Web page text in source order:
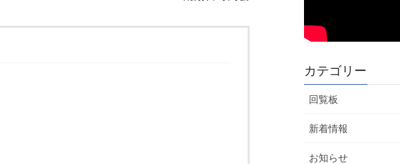
カテゴリー
回覧板
新着情報
お知らせ